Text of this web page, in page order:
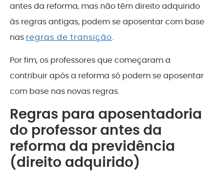
antes da reforma, mas não têm direito adquirido
às regras antigas, podem se aposentar com base
nas regras de transição.
Por fim, os professores que começaram a
contribuir após a reforma só podem se aposentar
com base nas novas regras.
Regras para aposentadoria
do professor antes da
reforma da previdência
(direito adquirido)